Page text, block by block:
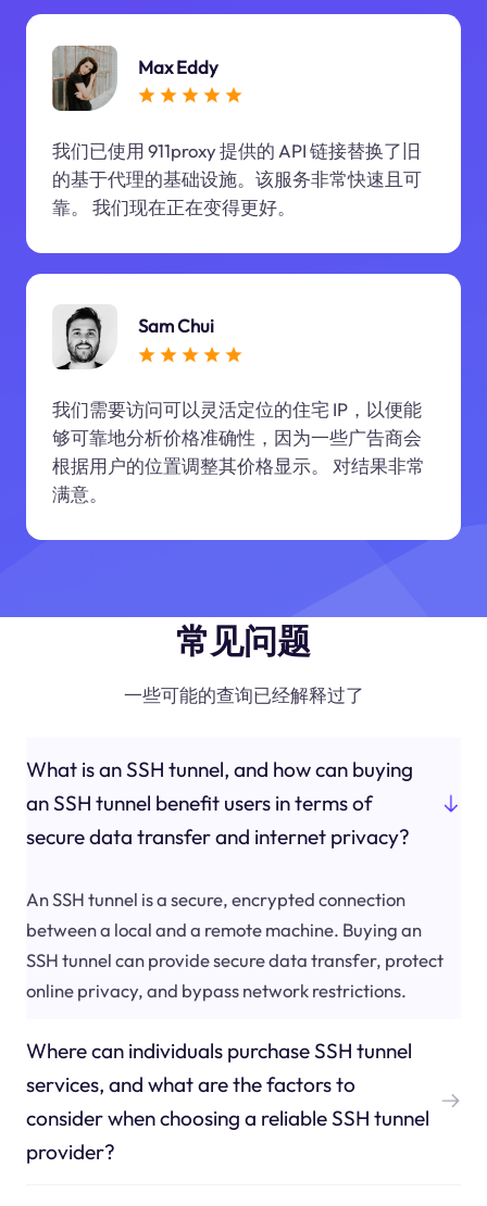
Max Eddy
我们已使用 911proxy 提供的 API 链接替换了旧
的基于代理的基础设施。该服务非常快速且可
靠。 我们现在正在变得更好。
Sam Chui
我们需要访问可以灵活定位的住宅 IP，以便能
够可靠地分析价格准确性，因为一些广告商会
根据用户的位置调整其价格显示。 对结果非常
满意。
常见问题
一些可能的查询已经解释过了
What is an SSH tunnel, and how can buying
an SSH tunnel benefit users in terms of
secure data transfer and internet privacy?
An SSH tunnel is a secure, encrypted connection
between a local and a remote machine. Buying an
SSH tunnel can provide secure data transfer, protect
online privacy, and bypass network restrictions.
Where can individuals purchase SSH tunnel
services, and what are the factors to
consider when choosing a reliable SSH tunnel
provider?